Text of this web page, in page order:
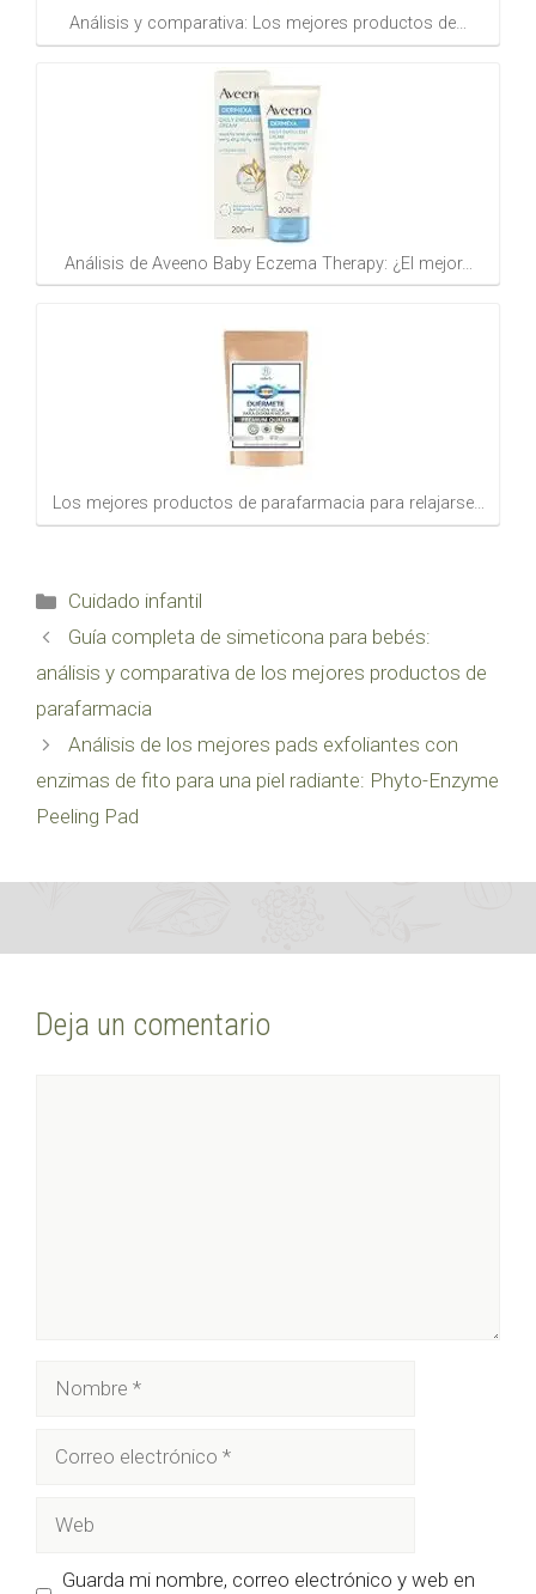
Análisis y comparativa: Los mejores productos de…
Análisis de Aveeno Baby Eczema Therapy: ¿El mejor…
Los mejores productos de parafarmacia para relajarse…
Categorías
Cuidado infantil
Guía completa de simeticona para bebés:
análisis y comparativa de los mejores productos de
parafarmacia
Análisis de los mejores pads exfoliantes con
enzimas de fito para una piel radiante: Phyto-Enzyme
Peeling Pad
Deja un comentario
Guarda mi nombre, correo electrónico y web en